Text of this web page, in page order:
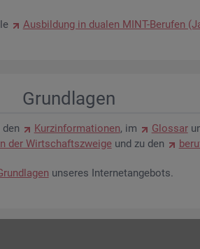
Aus­bil­dung in dua­len MINT-Be­ru­fen
Grund­la­gen
Kurz­in­for­ma­tio­nen, im Glos­sar
der Wirt­schafts­zwei­geund zu den
un­se­res In­ter­net­an­ge­bots.